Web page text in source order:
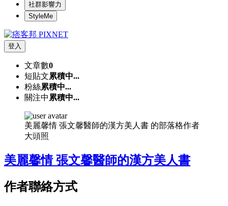
社群影響力
StyleMe
登入
文章數0
短貼文累積中...
粉絲累積中...
關注中 累積中...
美麗馨情 張文馨醫師的漢方美人書 的部落格作者
大頭照
美麗馨情 張文馨醫師的漢方美人書
作者聯絡方式